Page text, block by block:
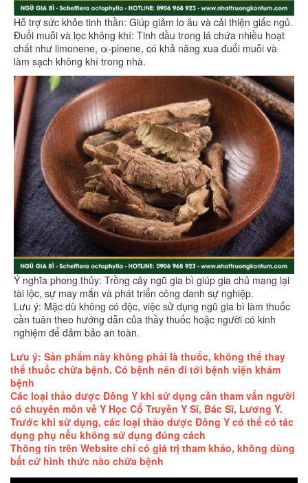
Hỗ trợ sức khỏe tinh thần: Giúp giảm lo âu và cải thiện giấc ngủ.
Đuổi muỗi và lọc không khí: Tinh dầu trong lá chứa nhiều hoạt
chất như limonene, α-pinene, có khả năng xua đuổi muỗi và
làm sạch không khí trong nhà.
Ý nghĩa phong thủy: Trồng cây ngũ gia bì giúp gia chủ mang lại
tài lộc, sự may mắn và phát triển công danh sự nghiệp.
Lưu ý: Mặc dù không có độc, việc sử dụng ngũ gia bì làm thuốc
cần tuân theo hướng dẫn của thầy thuốc hoặc người có kinh
nghiệm để đảm bảo an toàn.
Lưu ý: Sản phẩm này không phải là thuốc, không thể thay
thế thuốc chữa bệnh. Có bệnh nên đi tới bệnh viện khám
bệnh
Các loại thảo dược Đông Y khi sử dụng cần tham vấn người
có chuyên môn về Y Học Cổ Truyền Y Sĩ, Bác Sĩ, Lương Y.
Trước khi sử dụng, các loại thảo dược Đông Y có thể có tác
dụng phụ nếu không sử dụng đúng cách
Thông tin trên Website chỉ có giá trị tham khảo, không dùng
bất cứ hình thức nào chữa bệnh